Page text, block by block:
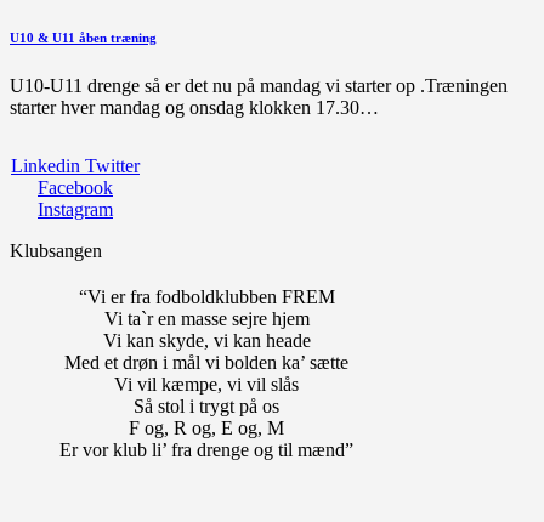
U10 & U11 åben træning
U10-U11 drenge så er det nu på mandag vi starter op .Træningen
starter hver mandag og onsdag klokken 17.30…
Linkedin Twitter
Facebook
Instagram
Klubsangen
“Vi er fra fodboldklubben FREM
Vi ta`r en masse sejre hjem
Vi kan skyde, vi kan heade
Med et drøn i mål vi bolden ka’ sætte
Vi vil kæmpe, vi vil slås
Så stol i trygt på os
F og, R og, E og, M
Er vor klub li’ fra drenge og til mænd”